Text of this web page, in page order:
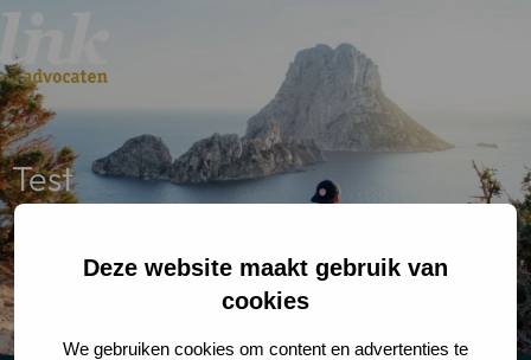
Deze website maakt gebruik van
cookies
We gebruiken cookies om content en advertenties te
Test